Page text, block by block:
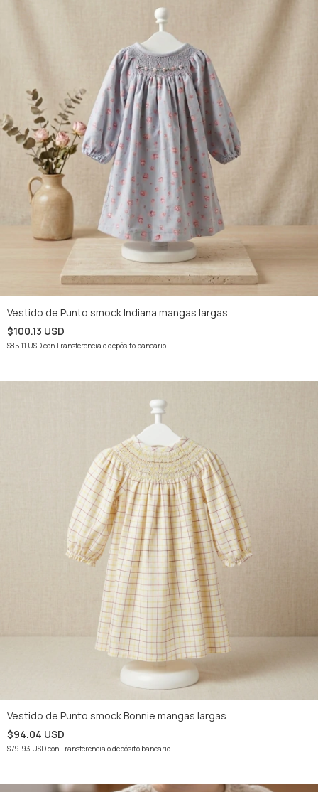
Vestido de Punto smock Indiana mangas largas
$100.13 USD
$85.11 USDconTransferencia o depósito bancario
Vestido de Punto smock Bonnie mangas largas
$94.04 USD
$79.93 USDconTransferencia o depósito bancario